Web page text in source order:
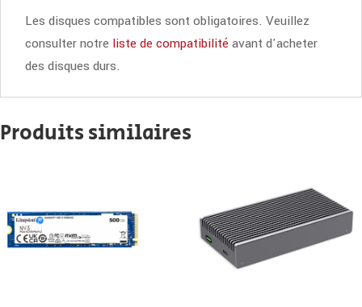
Les disques compatibles sont obligatoires. Veuillez
consulter notre liste de compatibilitéavant d'acheter
des disques durs.
Produits similaires